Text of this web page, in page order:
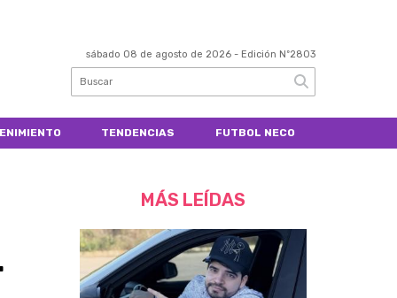
sábado 08 de agosto de 2026 - Edición Nº2803
TENDENCIAS FUTBOL NECO
MÁS LEÍDAS